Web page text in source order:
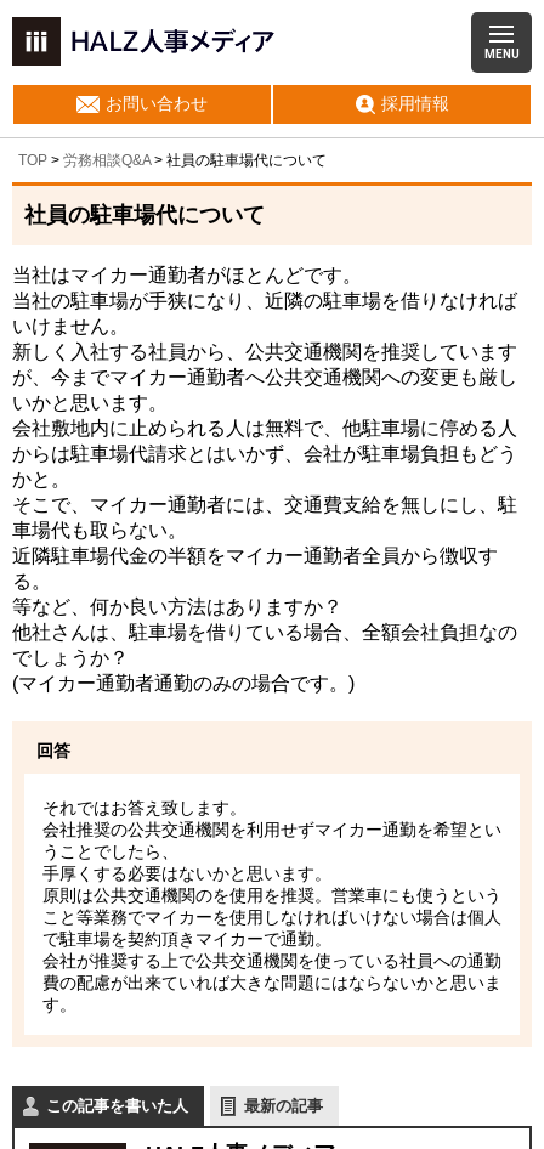
MENU
お問い合わせ 採用情報
TOP > 労務相談Q&A> 社員の駐車場代について
社員の駐車場代について
当社はマイカー通勤者がほとんどです。
当社の駐車場が手狭になり、 近隣の駐車場を借りなければ
いけません。
新しく入社する社員から、公共交通機関を推奨しています
が、今までマイカー通勤者へ公共交通機関への変更も厳し
いかと思います。
会社敷地内に止められる人は無料で、 他駐車場に停める人
からは駐車場代請求とはいかず、会社が駐車場負担もどう
かと。
そこで、マイカー通勤者には、交通費支給を無しにし、 駐
車場代も取らない。
近隣駐車場代金の半額をマイカー通勤者全員から徴収す
る。
等など、何か良い方法はありますか？
他社さんは、駐車場を借りている場合、 全額会社負担なの
でしょうか？
(マイカー通勤者通勤のみの場合です。)
回答
それではお答え致します。
会社推奨の公共交通機関を利用せずマイカー通勤を希望とい
うことでしたら、
手厚くする必要はないかと思います。
原則は公共交通機関のを使用を推奨。営業車にも使うという
こと等業務でマイカーを使用しなければいけない場合は個人
で駐車場を契約頂きマイカーで通勤。
会社が推奨する上で公共交通機関を使っている社員への通勤
費の配慮が出来ていれば大きな問題にはならないかと思いま
す。
この記事を書いた人 最新の記事